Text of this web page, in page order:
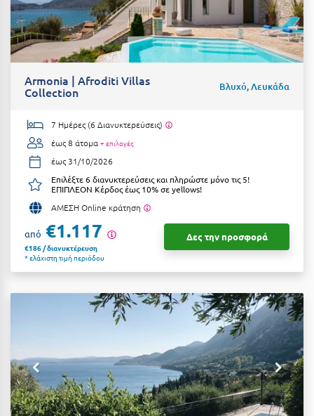
Armonia | Afroditi Villas
Collection Βλυχό, Λευκάδα
7 Ημέρες (6 Διανυκτερεύσεις)
έως 8 άτομα + επιλογές
έως 31/10/2026
Επιλέξτε 6 διανυκτερεύσεις και πληρώστε μόνο τις 5!
ΕΠΙΠΛΕΟΝ Κέρδος έως 10% σε yellows!
ΑΜΕΣΗ Online κράτηση
από €1.117
€186 / διανυκτέρευση
* ελάχιστη τιμή περιόδου
Δες την προσφορά